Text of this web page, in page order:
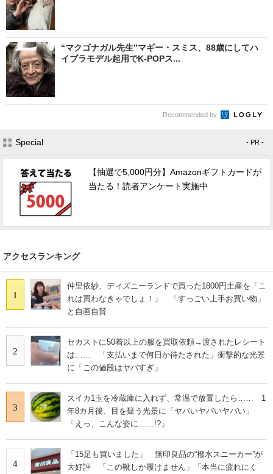
“マクゴナガル先生”マギー・スミス、88歳にしてハ
イブラモデル起用でK-POPス...
Recommended by
Special - PR -
【抽選で5,000円分】Amazonギフトカードが
当たる！読者アンケート実施中
アクセスランキング
1
仲里依紗、ディズニーランドで買った1800円土産を「こ
れは買わなきゃでしょ！」 「すっごい上手お買い物」
と自画自賛
2
セカストに50着以上の服を買取依頼→渡されたレシート
は…… 「支払いまで何日か待たされた」衝撃的な光景
に「この値段はヤバすぎ」
3
スイカ1玉を冷蔵庫に入れず、常温で放置したら…… 1
年8カ月後、目を疑う光景に「ヤバいヤバいヤバい」
「えっ、こんな姿に……!?」
4
「15足も買いました」 無印良品の“撥水スニーカー”が
大好評 「この靴しか履けません」「本当に疲れにく